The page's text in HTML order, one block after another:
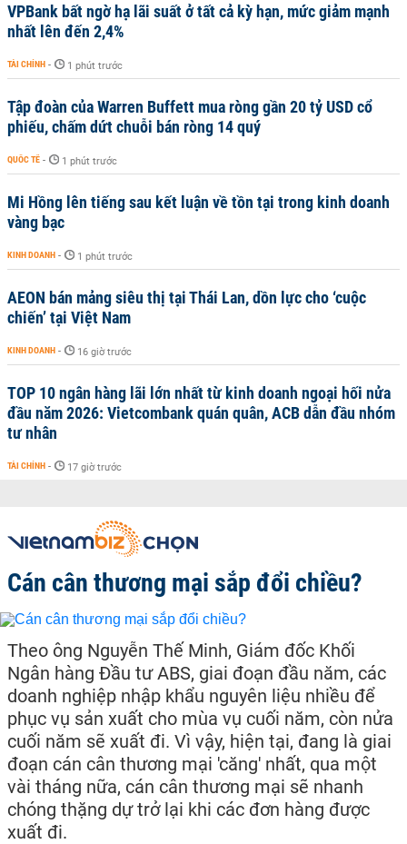
VPBank bất ngờ hạ lãi suất ở tất cả kỳ hạn, mức giảm mạnh
nhất lên đến 2,4%
TÀI CHÍNH - 1 phút trước
Tập đoàn của Warren Buffett mua ròng gần 20 tỷ USD cổ
phiếu, chấm dứt chuỗi bán ròng 14 quý
QUỐC TẾ - 1 phút trước
Mi Hồng lên tiếng sau kết luận về tồn tại trong kinh doanh
vàng bạc
KINH DOANH - 1 phút trước
AEON bán mảng siêu thị tại Thái Lan, dồn lực cho ‘cuộc
chiến’ tại Việt Nam
KINH DOANH - 16 giờ trước
TOP 10 ngân hàng lãi lớn nhất từ kinh doanh ngoại hối nửa
đầu năm 2026: Vietcombank quán quân, ACB dẫn đầu nhóm
tư nhân
TÀI CHÍNH - 17 giờ trước
Cán cân thương mại sắp đổi chiều?
Theo ông Nguyễn Thế Minh, Giám đốc Khối
Ngân hàng Đầu tư ABS, giai đoạn đầu năm, các
doanh nghiệp nhập khẩu nguyên liệu nhiều để
phục vụ sản xuất cho mùa vụ cuối năm, còn nửa
cuối năm sẽ xuất đi. Vì vậy, hiện tại, đang là giai
đoạn cán cân thương mại 'căng' nhất, qua một
vài tháng nữa, cán cân thương mại sẽ nhanh
chóng thặng dự trở lại khi các đơn hàng được
xuất đi.